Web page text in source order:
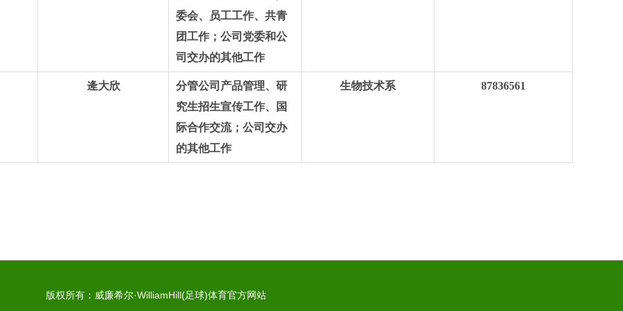
委会、员工工作、共青
团工作；公司党委和公
司交办的其他工作
逄大欣
分管公司产品管理、研
究生招生宣传工作、国
际合作交流； 公司交办
的其他工作
生物技术系 87836561
版权所有：威廉希尔·WilliamHill(足球)体育官方网站